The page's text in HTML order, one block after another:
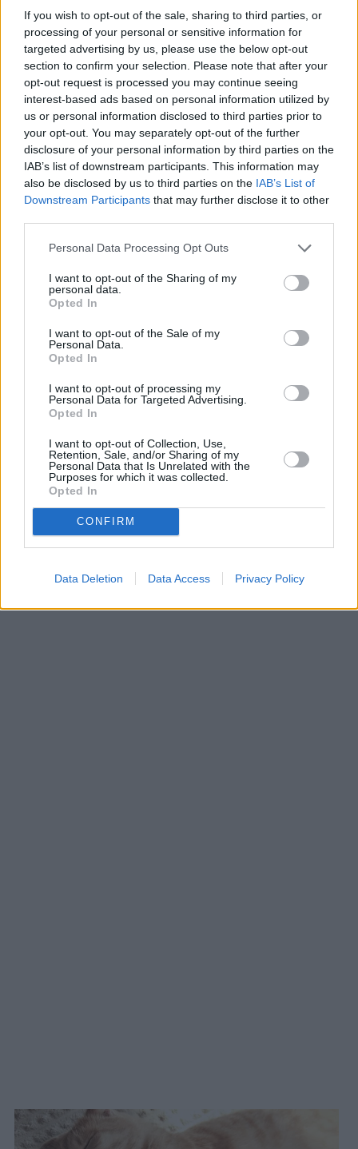
If you wish to opt-out of the sale, sharing to third parties, or
processing of your personal or sensitive information for
targeted advertising by us, please use the below opt-out
section to confirm your selection. Please note that after your
opt-out request is processed you may continue seeing
interest-based ads based on personal information utilized by
us or personal information disclosed to third parties prior to
your opt-out. You may separately opt-out of the further
disclosure of your personal information by third parties on the
IAB’s list of downstream participants. This information may
also be disclosed by us to third parties on the IAB’s List of
Downstream Participants that may further disclose it to other
Personal Data Processing Opt Outs
I want to opt-out of the Sharing of my
personal data.
Opted In
I want to opt-out of the Sale of my
Personal Data.
Opted In
I want to opt-out of processing my
Personal Data for Targeted Advertising.
Opted In
I want to opt-out of Collection, Use,
Retention, Sale, and/or Sharing of my
Personal Data that Is Unrelated with the
Purposes for which it was collected.
Opted In
CONFIRM
Data Deletion Data Access Privacy Policy
ασφάλεια όταν μπορούν να προβλέψουν τι πρόκειται
να συμβεί. Όταν κάθε βράδυ ακολουθείται περίπου το
ίδιο πρόγραμμα, το γατάκιαρχίζει να αντιλαμβάνεται
ότι μετά από συγκεκριμένες δραστηριότητες
ακολουθούν ηρεμία και ύπνος . Αυτή η συνέπεια βοηθά
σημαντικά στη διαμόρφωση της συμπεριφοράς του.
Δημιουργήστε της έναν ήσυχο και ασφαλή χώρο
Παράλληλα χρειάζεται να φροντίσετε ώστε να
διαθέτει έναν ήρεμο και άνετο χώρο για να κοιμάται.
έντονη κίνηση, μπορεί να γίνει το ασφαλές της
σημεία, καθώς εκεί αισθάνονται μεγαλύτερη ασφάλεια
και έχουν καλύτερο έλεγχο του χώρου. Επιπλέον η
τη μυρωδιά μας συχνά τα βοηθά να χαλαρώσουν πιο
εύκολα.
Μην επιβραβεύετε την ανησυχία της
κούραση ή την αγωνία τους, ανταποκρίνονται κάθε
φορά που το γατάκι ζητά προσοχή μέσα στη νύχτα.
Όμως ακόμα και η επίπληξη μπορεί να λειτουργήσει
σαν επιβράβευση, αφού η γάτα αντιλαμβάνεται ότι
κατάφερε να προκαλέσει αλληλεπίδραση. Αυτό
σημαίνει ότι πρέπει να αγνοούμε τις ανάγκες της
ότι χρειάζεται σταθερότητα και ψυχραιμία ώστε να μην
ενισχύεται άθελά μας η υπερδιέγερσή της τις ώρες
που θέλουμε να ξεκουραστούμε.